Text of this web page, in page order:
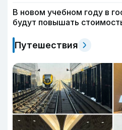
В новом учебном году в
будут повышать
Путешествия